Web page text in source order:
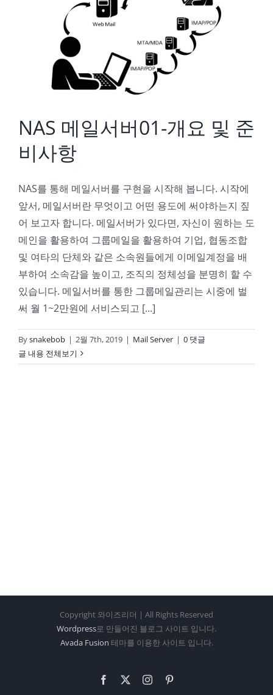
NAS 메일서버01-개요 및 준
비사항
NAS를 통해 메일서버를 구현을 시작해 봅니다. 시작에
앞서, 메일서버란 무엇이고 어떤 용도에 써야하는지 짚
어 보고자 합니다. 메일서버가 있다면, 자신이 원하는 도
메인을 활용하여 그룹메일을 활용하여 기업, 협동조합
및 여타의 단체와 같은 소속원들에게 이메일계정을 배
부하여 소속감을 높이고, 조직의 정체성을 분명히 할 수
있습니다. 메일서버를 통한 그룹메일관리는 시중에 벌
써 월 1~2만원에 서비스되고 [...]
Bysnakebob | 2월 7th, 2019 | Mail Server | 0 댓글
글 내용 전체보기
Copyright 와이즈리더 | All Rights Reserved
Wordpress로 만들어진 블로그 사이트 입니다.
Avada Fusion 테마를 이용한 사이트 입니다.
Facebook Instagram